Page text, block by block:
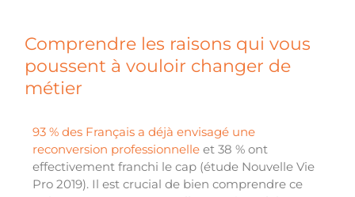
Comprendre les raisons qui vous
poussent à vouloir changer de
métier
93 % des Français a déjà envisagé une
reconversion professionnelle et 38 % ont
effectivement franchi le cap (étude Nouvelle Vie
Pro 2019). Il est crucial de bien comprendre ce